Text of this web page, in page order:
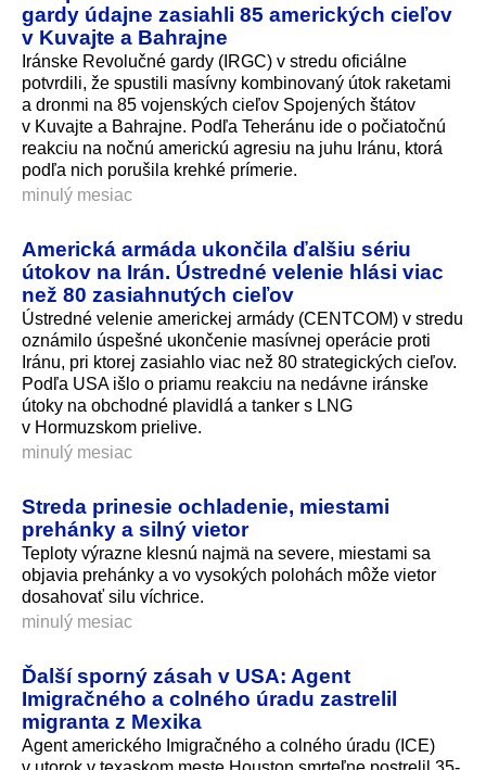
gardy údajne zasiahli 85 amerických cieľov
v Kuvajte a Bahrajne
Iránske Revolučné gardy (IRGC) v stredu oficiálne
potvrdili, že spustili masívny kombinovaný útok raketami
a dronmi na 85 vojenských cieľov Spojených štátov
v Kuvajte a Bahrajne. Podľa Teheránu ide o počiatočnú
reakciu na nočnú americkú agresiu na juhu Iránu, ktorá
podľa nich porušila krehké prímerie.
minulý mesiac
Americká armáda ukončila ďalšiu sériu
útokov na Irán. Ústredné velenie hlási viac
než 80 zasiahnutých cieľov
Ústredné velenie americkej armády (CENTCOM) v stredu
oznámilo úspešné ukončenie masívnej operácie proti
Iránu, pri ktorej zasiahlo viac než 80 strategických cieľov.
Podľa USA išlo o priamu reakciu na nedávne iránske
útoky na obchodné plavidlá a tanker s LNG
v Hormuzskom prielive.
minulý mesiac
Streda prinesie ochladenie, miestami
prehánky a silný vietor
Teploty výrazne klesnú najmä na severe, miestami sa
objavia prehánky a vo vysokých polohách môže vietor
dosahovať silu víchrice.
minulý mesiac
Ďalší sporný zásah v USA: Agent
Imigračného a colného úradu zastrelil
migranta z Mexika
Agent amerického Imigračného a colného úradu (ICE)